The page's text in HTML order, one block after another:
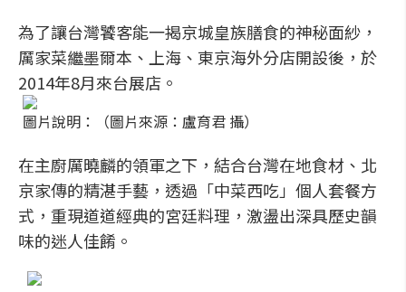
為了讓台灣饕客能一揭京城皇族膳食的神秘面紗，
厲家菜繼墨爾本、上海、東京海外分店開設後，於
2014年8月來台展店。
圖片說明：（圖片來源：盧育君 攝）
在主廚厲曉麟的領軍之下，結合台灣在地食材、北
京家傳的精湛手藝，透過「中菜西吃」個人套餐方
式，重現道道經典的宮廷料理，激盪出深具歷史韻
味的迷人佳餚。